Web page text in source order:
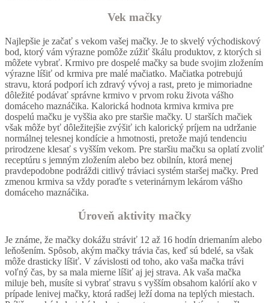
Vek mačky
Najlepšie je začať s vekom vašej mačky. Je to skvelý východiskový
bod, ktorý vám výrazne pomôže zúžiť škálu produktov, z ktorých si
môžete vybrať. Krmivo pre dospelé mačky sa bude svojim zložením
výrazne líšiť od krmiva pre malé mačiatko. Mačiatka potrebujú
stravu, ktorá podporí ich zdravý vývoj a rast, preto je mimoriadne
dôležité podávať správne krmivo v prvom roku života vášho
domáceho maznáčika. Kalorická hodnota krmiva krmiva pre
dospelú mačku je vyššia ako pre staršie mačky. U starších mačiek
však môže byť dôležitejšie zvýšiť ich kalorický príjem na udržanie
normálnej telesnej kondície a hmotnosti, pretože majú tendenciu
prirodzene klesať s vyšším vekom. Pre staršiu mačku sa oplatí zvoliť
receptúru s jemným zložením alebo bez obilnín, ktorá menej
pravdepodobne podráždi citlivý tráviaci systém staršej mačky. Pred
zmenou krmiva sa vždy poraďte s veterinárnym lekárom vášho
domáceho maznáčika.
Úroveň aktivity mačky
Je známe, že mačky dokážu stráviť 12 až 16 hodín driemaním alebo
leňošením. Spôsob, akým mačky trávia čas, keď sú bdelé, sa však
môže drasticky líšiť. V závislosti od toho, ako vaša mačka trávi
voľný čas, by sa mala mierne líšiť aj jej strava. Ak vaša mačka
miluje beh, musíte si vybrať stravu s vyšším obsahom kalórií ako v
prípade lenivej mačky, ktorá radšej leží doma na teplých miestach.